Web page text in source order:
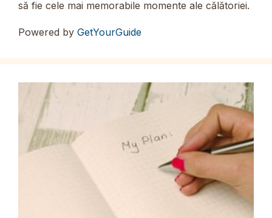
să fie cele mai memorabile momente ale călătoriei.
Powered by GetYourGuide